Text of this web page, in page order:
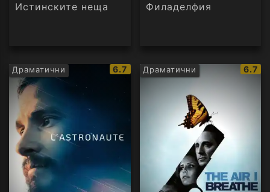
Истинските неща Филаделфия
Драматични
IMDb
рейтинг:
6.7 Драматични
IMDb
6.7